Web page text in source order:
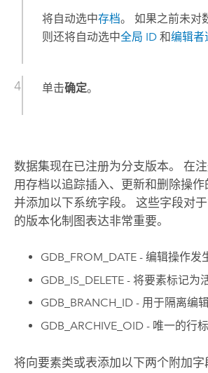
将自动选中存档。 如果之前未对
则还将自动选中全局 ID和编辑者
单击确定。
数据集现在已注册为分支版本。 在
用存档以追踪插入、更新和删除操作
并添加以下系统字段。 这些字段对
的版本化制图表达非常重要。
GDB_FROM_DATE - 编辑操作发
GDB_IS_DELETE - 将要素标记为
GDB_BRANCH_ID - 用于隔离编
GDB_ARCHIVE_OID - 唯一的行
将向要素类或表添加以下两个附加